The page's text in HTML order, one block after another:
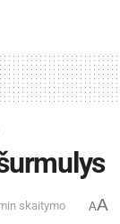
skaitymo AA